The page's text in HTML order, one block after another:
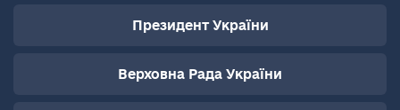
Президент України
Верховна Рада України